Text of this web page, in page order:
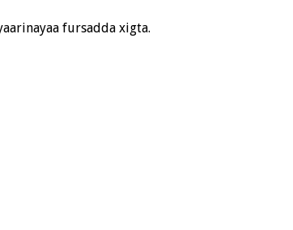
fursadda xigta.